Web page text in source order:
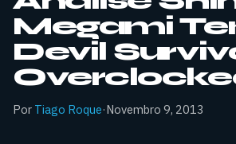
Megami
Devil
Por Tiago Roque·Novembro 9, 2013